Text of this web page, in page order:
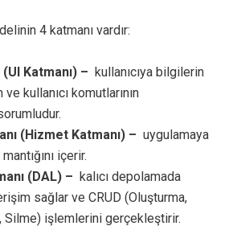
4 katmanı vardır:
Katmanı) – kullanıcıya bilgilerin
kullanıcı komutlarının
(Hizmet Katmanı) – uygulamaya
içerir.
(DAL) – kalıcı depolamada
sağlar ve CRUD (Oluşturma,
Silme) işlemlerini gerçekleştirir.